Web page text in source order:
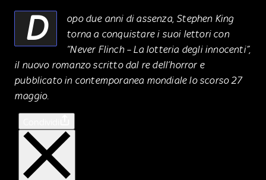
D
opo due anni di assenza, Stephen King
torna a conquistare i suoi lettori con
“Never Flinch – La lotteria degli innocenti”,
il nuovo romanzo scritto dal re dell’horror e
pubblicato in contemporanea mondiale lo scorso 27
maggio.